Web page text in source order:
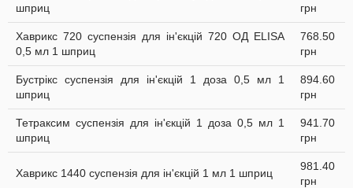
шприц
грн
Хаврикс 720 суспензія для ін'єкцій 720 ОД ELISA
0,5 мл 1 шприц
768.50
грн
Бустрікс суспензія для ін'єкцій 1 доза 0,5 мл 1
шприц
894.60
грн
Тетраксим суспензія для ін'єкцій 1 доза 0,5 мл 1
шприц
941.70
грн
Хаврикс 1440 суспензія для ін'єкцій 1 мл 1 шприц
981.40
грн